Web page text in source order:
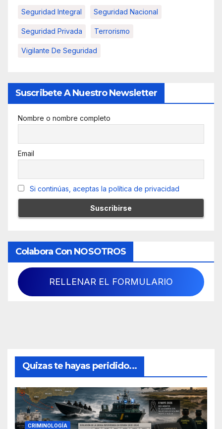
Seguridad Integral Seguridad Nacional
Seguridad Privada Terrorismo
Vigilante De Seguridad
Suscribete A Nuestro Newsletter
Nombre o nombre completo
Email
Si continúas, aceptas la política de privacidad
Colabora Con NOSOTROS
RELLENAR EL FORMULARIO
Quizas te hayas peridido...
CRIMINOLOGÍA